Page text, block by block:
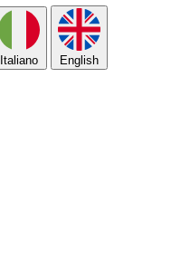
Italiano English